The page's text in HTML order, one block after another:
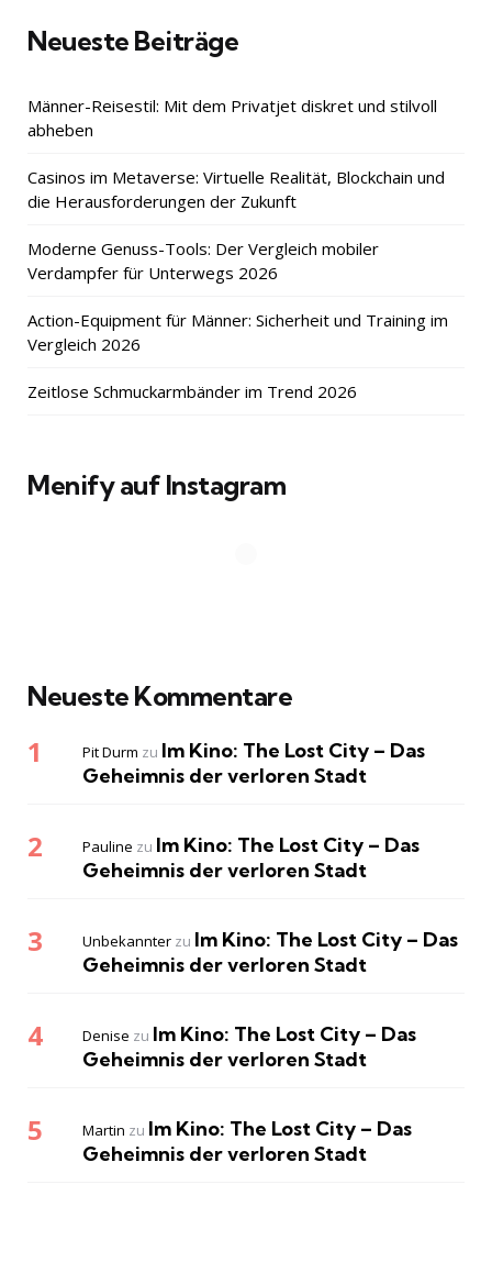
Neueste Beiträge
Männer-Reisestil: Mit dem Privatjet diskret und stilvoll
abheben
Casinos im Metaverse: Virtuelle Realität, Blockchain und
die Herausforderungen der Zukunft
Moderne Genuss-Tools: Der Vergleich mobiler
Verdampfer für Unterwegs 2026
Action-Equipment für Männer: Sicherheit und Training im
Vergleich 2026
Zeitlose Schmuckarmbänder im Trend 2026
Menify auf Instagram
Neueste Kommentare
Pit Durm zu Im Kino: The Lost City – Das
Geheimnis der verloren Stadt
Pauline zu Im Kino: The Lost City – Das
Geheimnis der verloren Stadt
Unbekannter zu Im Kino: The Lost City – Das
Geheimnis der verloren Stadt
Denise zu Im Kino: The Lost City – Das
Geheimnis der verloren Stadt
Martin zu Im Kino: The Lost City – Das
Geheimnis der verloren Stadt